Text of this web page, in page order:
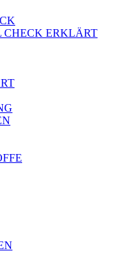
CHECK ERKLÄRT